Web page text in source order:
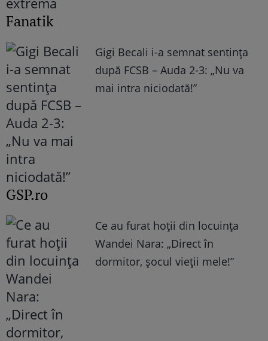
Fanatik
Gigi Becali i-a semnat sentința
după FCSB – Auda 2-3: „Nu va
mai intra niciodată!”
GSP.ro
Ce au furat hoții din locuința
Wandei Nara: „Direct în
dormitor, șocul vieții mele!”